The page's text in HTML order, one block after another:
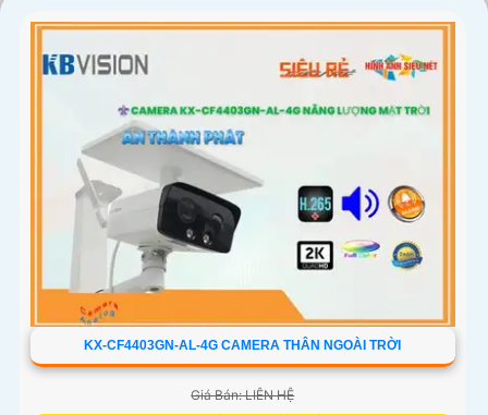
KX-CF4403GN-AL-4G CAMERA THÂN NGOÀI TRỜI
Giá Bán: LIÊN HỆ